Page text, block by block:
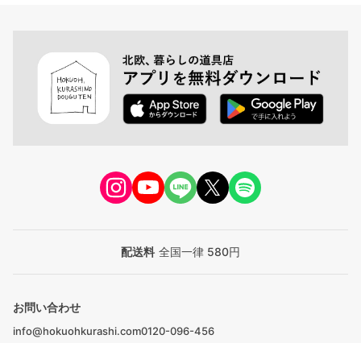
配送料 全国一律 580円
お問い合わせ
info@hokuohkurashi.com0120-096-456